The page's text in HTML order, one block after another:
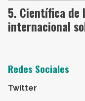
Científica de
internacional
Redes Sociales
Twitter